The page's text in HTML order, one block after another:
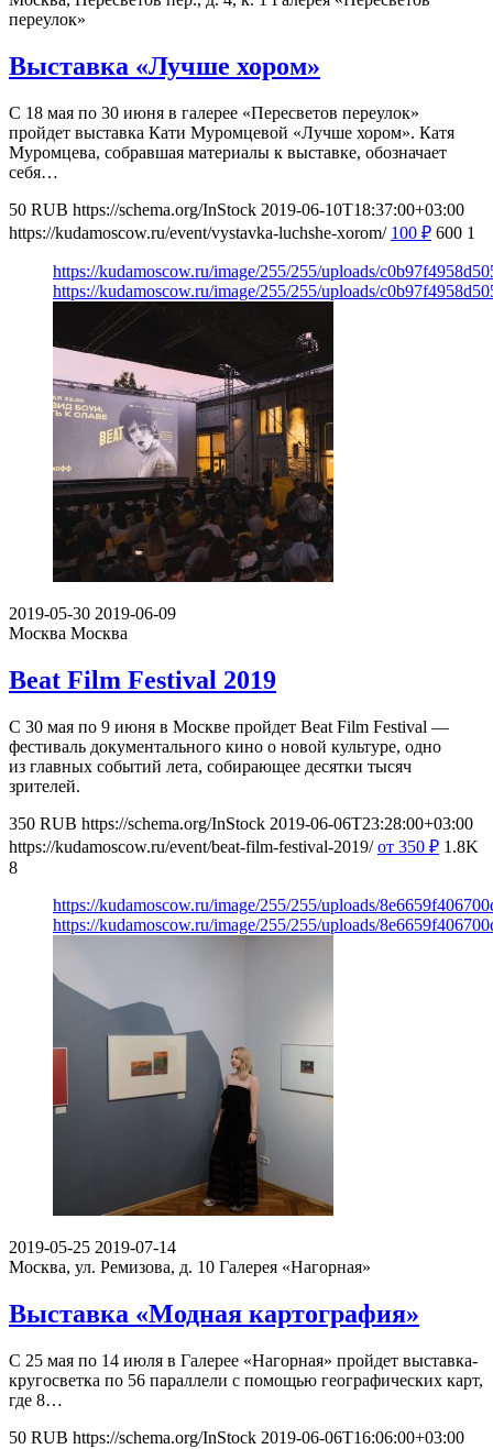
переулок»
Выставка «Лучше хором»
С 18 мая по 30 июня в галерее «Пересветов переулок»
пройдет выставка Кати Муромцевой «Лучше хором». Катя
Муромцева, собравшая материалы к выставке, обозначает
себя…
50 RUB https://schema.org/InStock 2019-06-10T18:37:00+03:00
https://kudamoscow.ru/event/vystavka-luchshe-xorom/ 100 ₽ 600 1
https://kudamoscow.ru/image/255/255/uploads/
https://kudamoscow.ru/image/255/255/uploads/
2019-05-30 2019-06-09
Москва Москва
Beat Film Festival 2019
С 30 мая по 9 июня в Москве пройдет Beat Film Festival —
фестиваль документального кино о новой культуре, одно
из главных событий лета, собирающее десятки тысяч
зрителей.
350 RUB https://schema.org/InStock 2019-06-06T23:28:00+03:00
https://kudamoscow.ru/event/beat-film-festival-2019/ от 350 ₽ 1.8K
8
https://kudamoscow.ru/image/255/255/uploads/
https://kudamoscow.ru/image/255/255/uploads/
2019-05-25 2019-07-14
Москва, ул. Ремизова, д. 10 Галерея «Нагорная»
Выставка «Модная картография»
С 25 мая по 14 июля в Галерее «Нагорная» пройдет выставка-
кругосветка по 56 параллели с помощью географических карт,
где 8…
50 RUB https://schema.org/InStock 2019-06-06T16:06:00+03:00